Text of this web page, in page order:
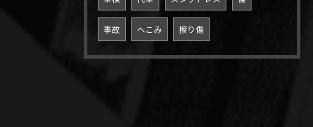
事故 へこみ 擦り傷